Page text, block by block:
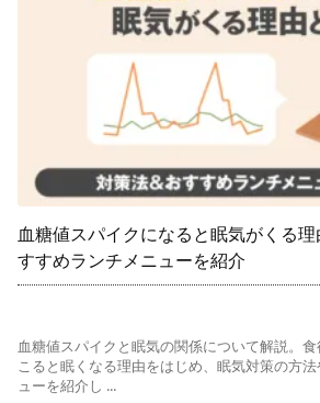
血糖値スパイクになると眠気がくる
すすめランチメニューを紹介
血糖値スパイクと眠気の関係について解説。
こると眠くなる理由をはじめ、眠気対策の方
ューを紹介し ...